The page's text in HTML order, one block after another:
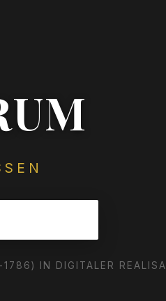
IN DIGITALER